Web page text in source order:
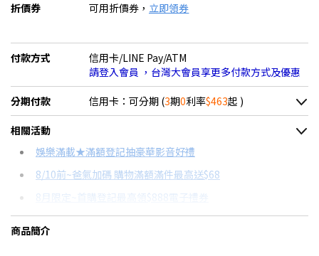
折價券 可用折價券， 立即領券
付款方式
信用卡/LINE Pay/ATM
請登入會員 ，台灣大會員享更多付款方式及優惠
分期付款 信用卡：可分期 (3期0利率$463起 )
＊實際可分期數、適用利率，請以購物車顯示為主
信用卡分期
分期數 每期金額 配合銀行/業者
相關活動
娛樂滿載★滿額登記抽豪華影音好禮
8/10前~爸氣加碼 購物滿額滿件最高送$68
8月限定~首購登記最高領$888電子禮券
台灣大哥大Open Possible聯名卡滿額最高回饋25%
商品簡介